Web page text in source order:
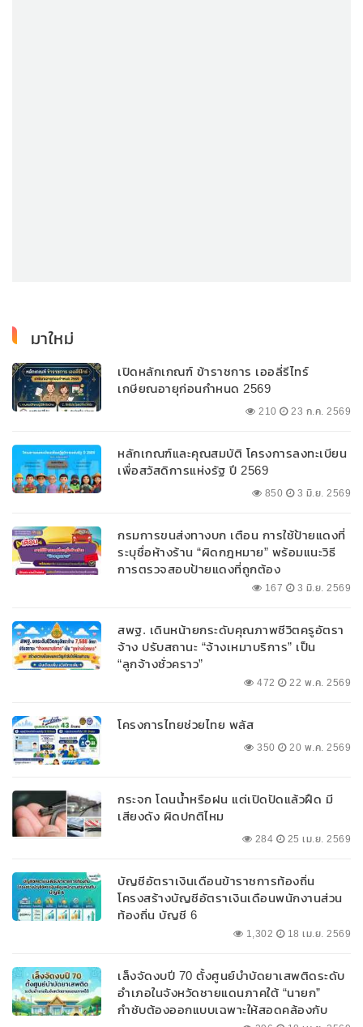
มาใหม่
เปิดหลักเกณฑ์ ข้าราชการ เออลี่รีไทร์
เกษียณอายุก่อนกำหนด 2569
210 23 ก.ค. 2569
หลักเกณฑ์และคุณสมบัติ โครงการลงทะเบียน
เพื่อสวัสดิการแห่งรัฐ ปี 2569
850 3 มิ.ย. 2569
กรมการขนส่งทางบก เตือน การใช้ป้ายแดงที่
ระบุชื่อห้างร้าน “ผิดกฎหมาย” พร้อมแนะวิธี
การตรวจสอบป้ายแดงที่ถูกต้อง
167 3 มิ.ย. 2569
สพฐ. เดินหน้ายกระดับคุณภาพชีวิตครูอัตรา
จ้าง ปรับสถานะ “จ้างเหมาบริการ” เป็น
“ลูกจ้างชั่วคราว”
472 22 พ.ค. 2569
โครงการไทยช่วยไทย พลัส
350 20 พ.ค. 2569
กระจก โดนน้ำหรือฝน แต่เปิดปัดแล้วฝืด มี
เสียงดัง ผิดปกติไหม
284 25 เม.ย. 2569
บัญชีอัตราเงินเดือนข้าราชการท้องถิ่น
โครงสร้างบัญชีอัตราเงินเดือนพนักงานส่วน
ท้องถิ่น บัญชี 6
1,302 18 เม.ย. 2569
เล็งจัดงบปี 70 ตั้งศูนย์บำบัดยาเสพติดระดับ
อำเภอในจังหวัดชายแดนภาคใต้ “นายก”
กำชับต้องออกแบบเฉพาะให้สอดคล้องกับ